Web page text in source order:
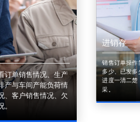
订单销售情况、生产
产与车间产能负荷情
、客户销售情况、欠
。
进销存
销售订单操作
多少、已发多
进度一清二楚
采。